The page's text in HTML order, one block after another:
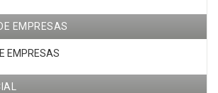
EMPRESAS
EMPRESAS